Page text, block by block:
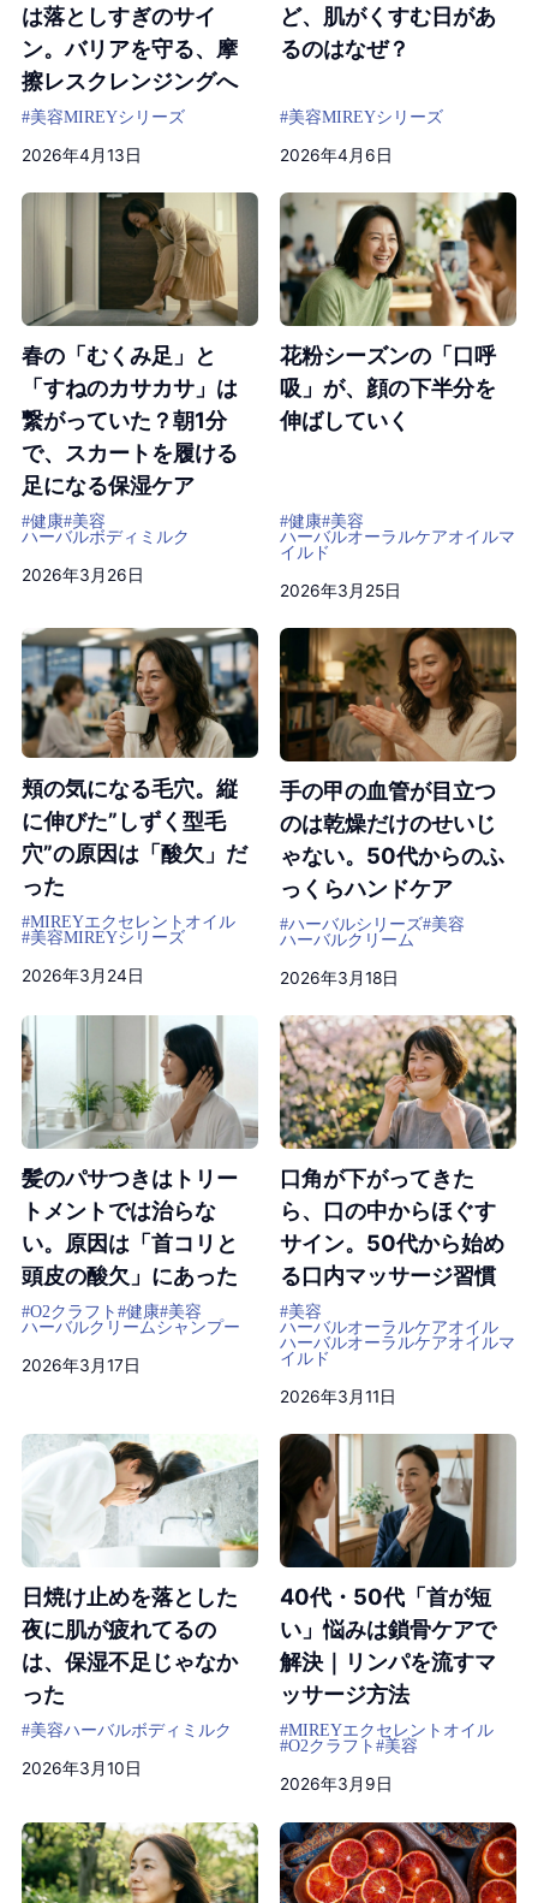
は落としすぎのサイ
ン。バリアを守る、摩
擦レスクレンジングへ
#美容MIREYシリーズ
2026年4月13日
ど、肌がくすむ日があ
るのはなぜ？
#美容MIREYシリーズ
2026年4月6日
春の「むくみ足」と
「すねのカサカサ」は
繋がっていた？朝1分
で、スカートを履ける
足になる保湿ケア
#健康#美容
ハーバルボディミルク
2026年3月26日
花粉シーズンの「口呼
吸」が、顔の下半分を
伸ばしていく
#健康#美容
ハーバルオーラルケアオイルマ
イルド
2026年3月25日
頬の気になる毛穴。縦
に伸びた”しずく型毛
穴”の原因は「酸欠」だ
った
#MIREYエクセレントオイル
#美容MIREYシリーズ
2026年3月24日
手の甲の血管が目立つ
のは乾燥だけのせいじ
ゃない。50代からのふ
っくらハンドケア
#ハーバルシリーズ#美容
ハーバルクリーム
2026年3月18日
髪のパサつきはトリー
トメントでは治らな
い。原因は「首コリと
頭皮の酸欠」にあった
#O2クラフト#健康#美容
ハーバルクリームシャンプー
2026年3月17日
口角が下がってきた
ら、口の中からほぐす
サイン。50代から始め
る口内マッサージ習慣
#美容
ハーバルオーラルケアオイル
ハーバルオーラルケアオイルマ
イルド
2026年3月11日
日焼け止めを落とした
夜に肌が疲れてるの
は、保湿不足じゃなか
った
#美容ハーバルボディミルク
2026年3月10日
40代・50代「首が短
い」悩みは鎖骨ケアで
解決｜リンパを流すマ
ッサージ方法
#MIREYエクセレントオイル
#O2クラフト#美容
2026年3月9日